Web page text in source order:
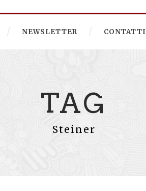
NEWSLETTER CONTATTI
TAG
Steiner